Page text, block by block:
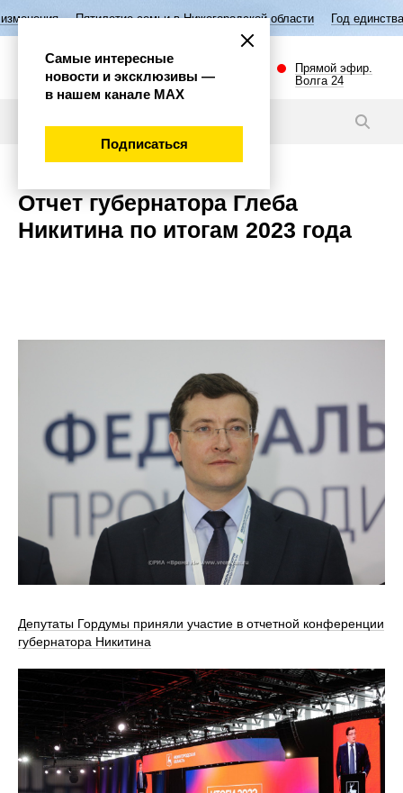
семьи в Нижегородской области Год единства народов
Прямой эфир.
Волга 24
Отчет губернатора Глеба
Никитина по итогам 2023 года
Депутаты Гордумы приняли участие в отчетной конференции
губернатора Никитина
Самые интересные
новости и эксклюзивы —
в нашем канале МАХ
Подписаться